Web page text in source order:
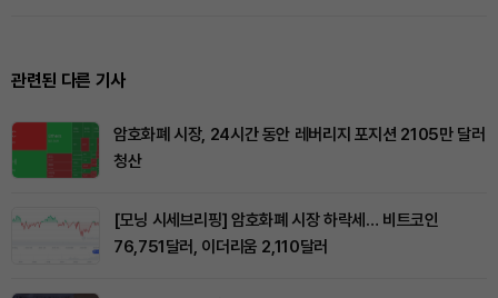
관련된 다른 기사
암호화폐 시장, 24시간 동안 레버리지 포지션 2105만 달러
청산
[모닝 시세브리핑] 암호화폐 시장 하락세… 비트코인
76,751달러, 이더리움 2,110달러